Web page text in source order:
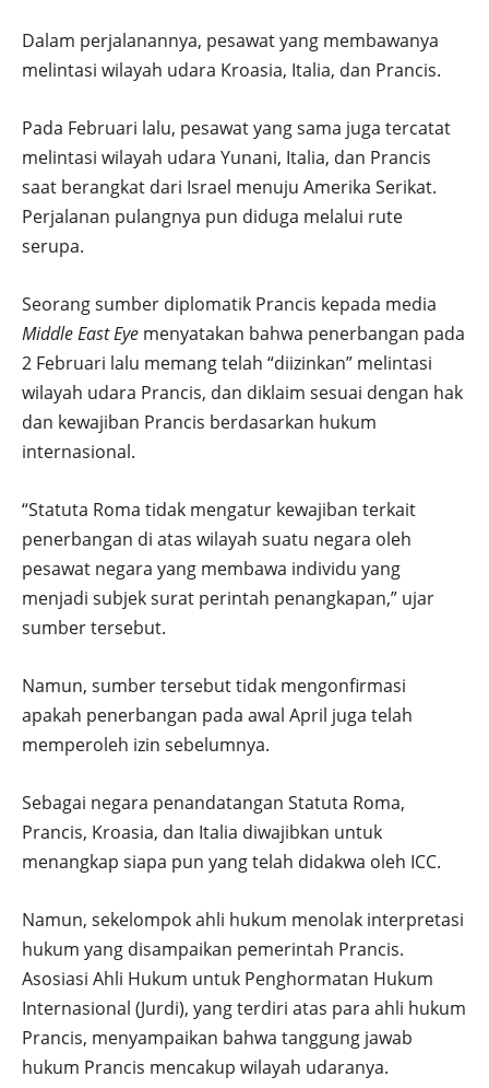
Dalam perjalanannya, pesawat yang membawanya
melintasi wilayah udara Kroasia, Italia, dan Prancis.
Pada Februari lalu, pesawat yang sama juga tercatat
melintasi wilayah udara Yunani, Italia, dan Prancis
saat berangkat dari Israel menuju Amerika Serikat.
Perjalanan pulangnya pun diduga melalui rute
serupa.
Seorang sumber diplomatik Prancis kepada media
Middle East Eye menyatakan bahwa penerbangan pada
2 Februari lalu memang telah “diizinkan” melintasi
wilayah udara Prancis, dan diklaim sesuai dengan hak
dan kewajiban Prancis berdasarkan hukum
internasional.
“Statuta Roma tidak mengatur kewajiban terkait
penerbangan di atas wilayah suatu negara oleh
pesawat negara yang membawa individu yang
menjadi subjek surat perintah penangkapan,” ujar
sumber tersebut.
Namun, sumber tersebut tidak mengonfirmasi
apakah penerbangan pada awal April juga telah
memperoleh izin sebelumnya.
Sebagai negara penandatangan Statuta Roma,
Prancis, Kroasia, dan Italia diwajibkan untuk
menangkap siapa pun yang telah didakwa oleh ICC.
Namun, sekelompok ahli hukum menolak interpretasi
hukum yang disampaikan pemerintah Prancis.
Asosiasi Ahli Hukum untuk Penghormatan Hukum
Internasional (Jurdi), yang terdiri atas para ahli hukum
Prancis, menyampaikan bahwa tanggung jawab
hukum Prancis mencakup wilayah udaranya.